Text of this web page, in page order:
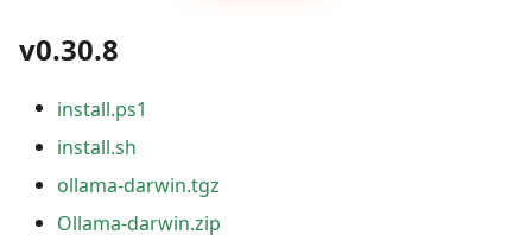
v0.30.8
install.ps1
install.sh
ollama-darwin.tgz
Ollama-darwin.zip